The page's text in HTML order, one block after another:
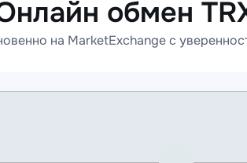
Telegram
Онлайн помощь
обмен
на MarketExchange с